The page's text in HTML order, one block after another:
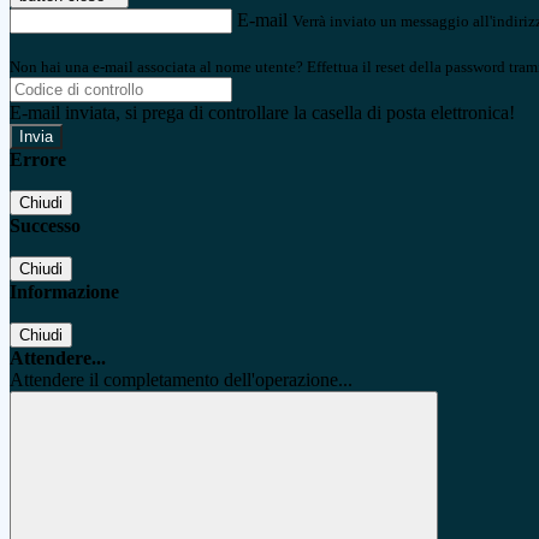
E-mail Verrà inviato un messaggio
Non hai una e-mail associata al nome utente? Effettua il reset della password
E-mail inviata, si prega di controllare la casella di posta elettronica!
Errore
Chiudi
Successo
Chiudi
Informazione
Chiudi
Attendere...
Attendere il completamento dell'operazione...